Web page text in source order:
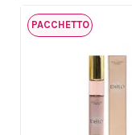
PACCHETTO